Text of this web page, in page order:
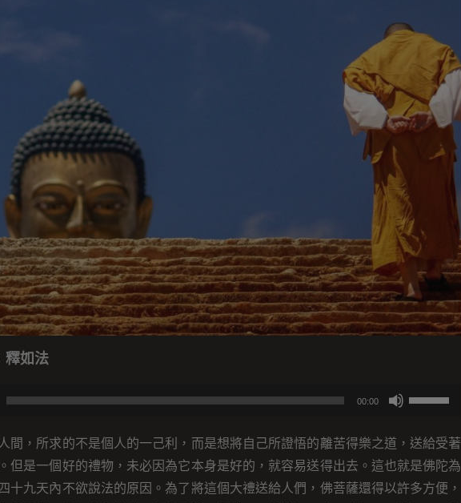
釋如法
00:00
使
向
上/
向
間，所求的不是個人的一己利，而是想將自己所證悟的離苦得樂之道，送給受著
但是一個好的禮物，未必因為它本身是好的，就容易送得出去。這也就是佛陀為
十九天內不欲說法的原因。為了將這個大禮送給人們，佛菩薩還得以許多方便，